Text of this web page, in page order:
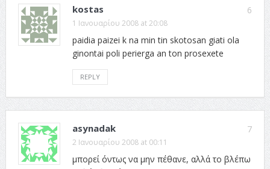
6
kostas
1 Ιανουαρίου 2008 at 20:08
paidia paizei k na min tin skotosan giati ola
ginontai poli perierga an ton prosexete
REPLY
7
asynadak
2 Ιανουαρίου 2008 at 00:11
μπορεί όντως να μην πέθανε, αλλά το βλέπω